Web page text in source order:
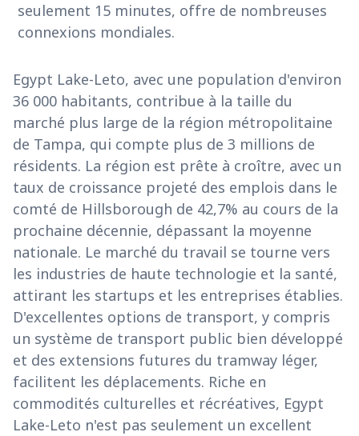
seulement 15 minutes, offre de nombreuses
connexions mondiales.
Egypt Lake-Leto, avec une population d'environ
36 000 habitants, contribue à la taille du
marché plus large de la région métropolitaine
de Tampa, qui compte plus de 3 millions de
résidents. La région est prête à croître, avec un
taux de croissance projeté des emplois dans le
comté de Hillsborough de 42,7% au cours de la
prochaine décennie, dépassant la moyenne
nationale. Le marché du travail se tourne vers
les industries de haute technologie et la santé,
attirant les startups et les entreprises établies.
D'excellentes options de transport, y compris
un système de transport public bien développé
et des extensions futures du tramway léger,
facilitent les déplacements. Riche en
commodités culturelles et récréatives, Egypt
Lake-Leto n'est pas seulement un excellent